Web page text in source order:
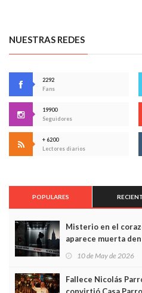
NUESTRAS REDES
2292
Fans
19900
Seguidores
+ 6200
Lectores diarios
POPULARES
Misterio en el
aparece muerta
edificio y las
10 de May de 2026
Fallece Nicolás